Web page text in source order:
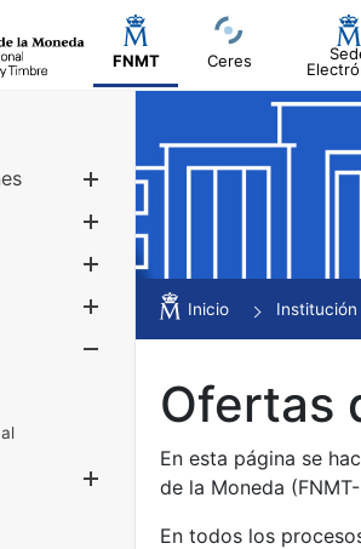
FNMT Ceres
Mostrar/Ocultar
Mostrar/Ocultar
Mostrar/Ocultar
Inicio Institución
Ofertas
En esta página se
de la Moneda
En todos los